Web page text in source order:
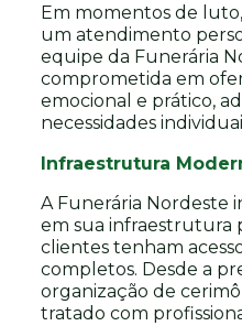
Em momentos de
um atendimento
equipe da Funerária
comprometida em
emocional e prático,
necessidades
Infraestrutura
A Funerária Nordeste
em sua infraestrutura
clientes tenham
completos. Desde a
organização de
tratado com